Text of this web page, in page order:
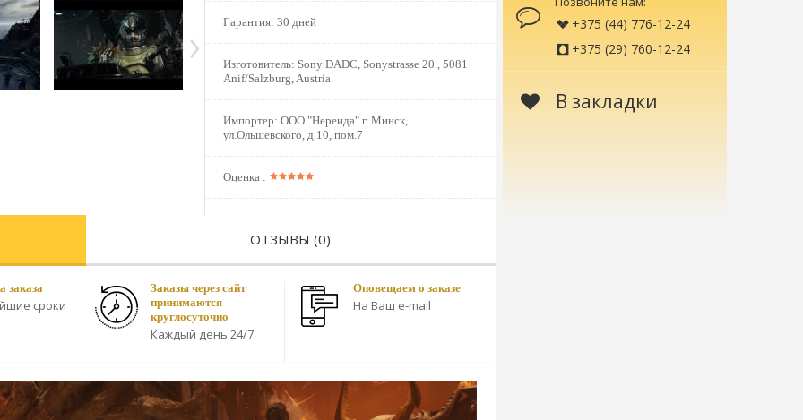
Гарантия: 30 дней
Изготовитель: Sony DADC, Sonystrasse 20., 5081
Anif/Salzburg, Austria
Импортер: ООО "Нереида" г. Минск,
ул.Ольшевского, д.10, пом.7
Оценка :
ОТЗЫВЫ (0)
заказа
сроки
Заказы через сайт
принимаются
круглосуточно
Каждый день 24/7
Оповещаем о заказе
На Ваш e-mail
+375 (44) 776-12-24
+375 (29) 760-12-24
В закладки